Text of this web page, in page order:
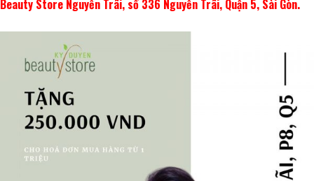
Beauty Store Nguyễn Trãi, số 336 Nguyễn Trãi, Quận 5, Sài Gòn.